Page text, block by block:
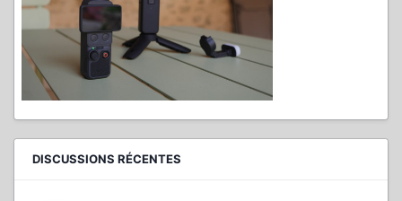
DISCUSSIONS RÉCENTES